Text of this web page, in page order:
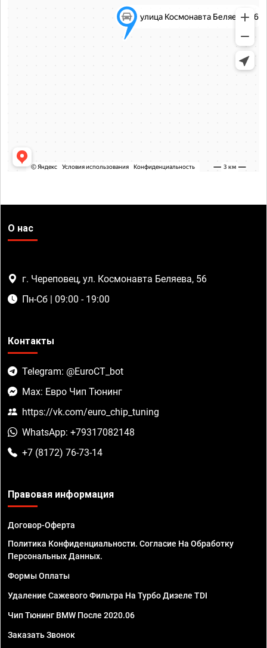
О нас
г. Череповец, ул. Космонавта Беляева, 56
Пн-Сб | 09:00 - 19:00
Контакты
Telegram: @EuroCT_bot
Max: Евро Чип Тюнинг
https://vk.com/euro_chip_tuning
WhatsApp: +79317082148
+7 (8172) 76-73-14
Правовая информация
Договор-Оферта
Политика Конфиденциальности. Согласие На Обработку
Персональных Данных.
Формы Оплаты
Удаление Сажевого Фильтра На Турбо Дизеле TDI
Чип Тюнинг BMW После 2020.06
Заказать Звонок